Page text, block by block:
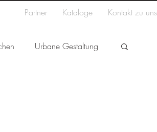
Partner Kataloge Kontakt zu uns
Urbane Gestaltung